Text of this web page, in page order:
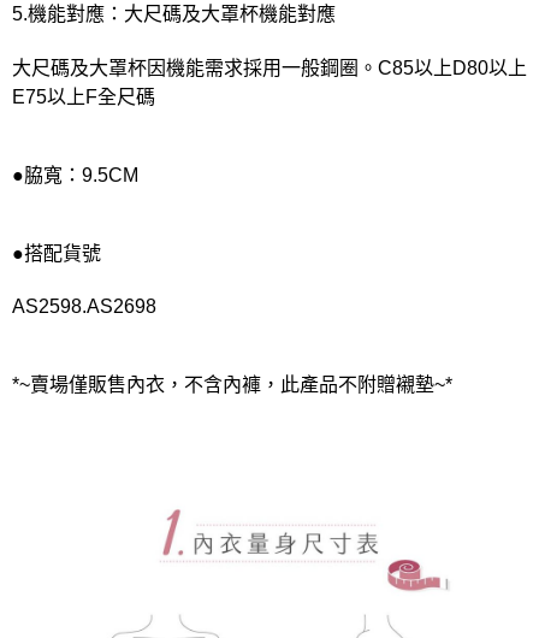
5.機能對應：大尺碼及大罩杯機能對應
大尺碼及大罩杯因機能需求採用一般鋼圈。C85以上D80以上
E75以上F全尺碼
●脇寬：9.5CM
●搭配貨號
AS2598.AS2698
*~賣場僅販售內衣，不含內褲，此產品不附贈襯墊~*